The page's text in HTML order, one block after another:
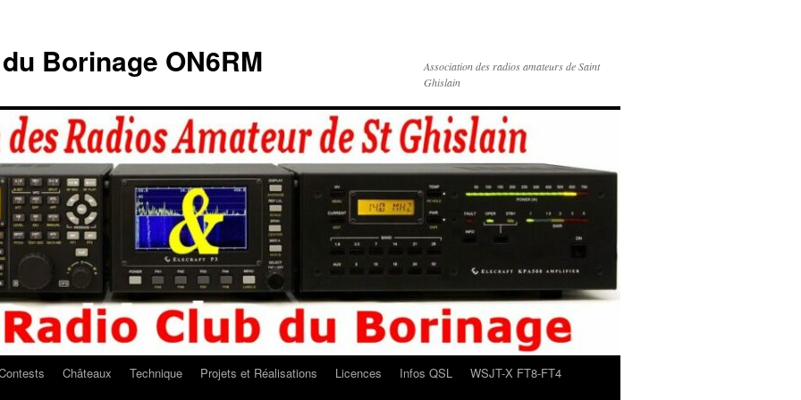
Borinage ON6RM
Association des radios amateurs de Saint
Ghislain
Châteaux Technique Projets et Réalisations Licences Infos QSL
WSJT-X FT8-FT4